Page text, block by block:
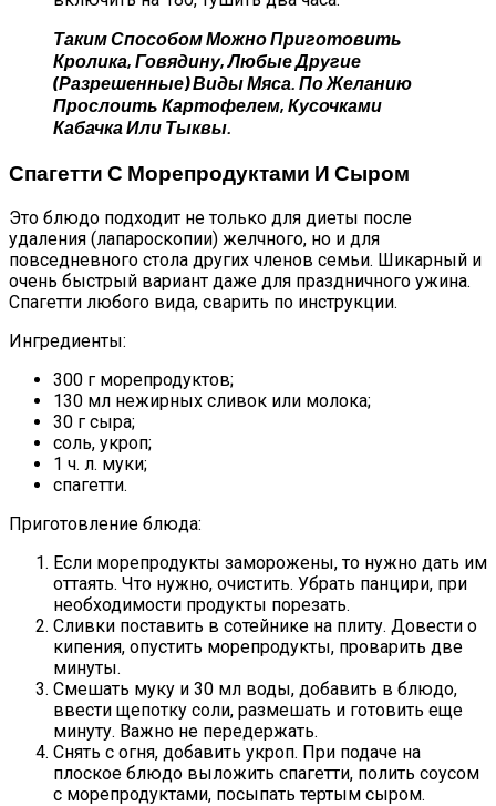
Таким Способом Можно Приготовить
Кролика, Говядину, Любые Другие
(разрешенные) Виды Мяса. По Желанию
Прослоить Картофелем, Кусочками
Кабачка Или Тыквы.
Спагетти С Морепродуктами И Сыром
Это блюдо подходит не только для диеты после
удаления (лапароскопии) желчного, но и для
повседневного стола других членов семьи. Шикарный и
очень быстрый вариант даже для праздничного ужина.
Спагетти любого вида, сварить по инструкции.
Ингредиенты:
300 г морепродуктов;
130 мл нежирных сливок или молока;
30 г сыра;
соль, укроп;
1 ч. л. муки;
спагетти.
Приготовление блюда:
Если морепродукты заморожены, то нужно дать им
оттаять. Что нужно, очистить. Убрать панцири, при
необходимости продукты порезать.
Сливки поставить в сотейнике на плиту. Довести о
кипения, опустить морепродукты, проварить две
минуты.
Смешать муку и 30 мл воды, добавить в блюдо,
ввести щепотку соли, размешать и готовить еще
минуту. Важно не передержать.
Снять с огня, добавить укроп. При подаче на
плоское блюдо выложить спагетти, полить соусом
с морепродуктами, посыпать тертым сыром.